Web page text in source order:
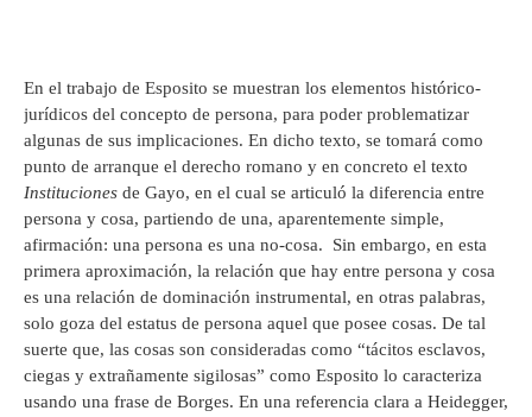
En el trabajo de Esposito se muestran los elementos histórico-
jurídicos del concepto de persona, para poder problematizar
algunas de sus implicaciones. En dicho texto, se tomará como
punto de arranque el derecho romano y en concreto el texto
Instituciones de Gayo, en el cual se articuló la diferencia entre
persona y cosa, partiendo de una, aparentemente simple,
afirmación: una persona es una no-cosa. Sin embargo, en esta
primera aproximación, la relación que hay entre persona y cosa
es una relación de dominación instrumental, en otras palabras,
solo goza del estatus de persona aquel que posee cosas. De tal
suerte que, las cosas son consideradas como “tácitos esclavos,
ciegas y extrañamente sigilosas” como Esposito lo caracteriza
usando una frase de Borges. En una referencia clara a Heidegger,